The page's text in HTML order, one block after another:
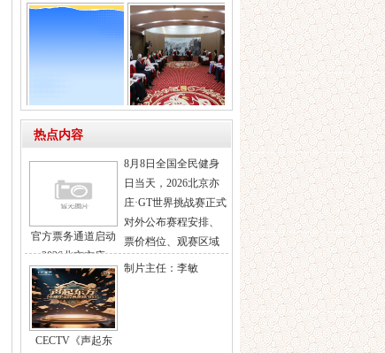
“勇气少年团”综艺节
目开始选拨啦
2025“校园星主播”国
际展演（韩国
会暨高峰论坛在浙江
热点内容
官方票务通道启动
2026北京亦庄
8月8日全国全民健身
日当天，2026北京亦
庄·GT世界挑战赛正式
对外公布赛程安排、
票价档位、观赛区域
等信息，“亦票通”官方
CECTV《声起东
制片主任：李敏